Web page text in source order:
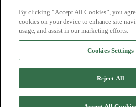
Nyhetsbrev
Ledige stillinger
Send inn manus
Agency
By clicking “Accept All Cookies”, you
cookies on your device to enhance site
usage, and assist in our marketing efforts.
Cookies Settings
Reject All